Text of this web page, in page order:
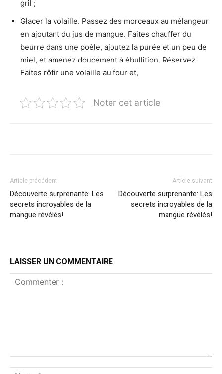
gril ;
Glacer la volaille. Passez des morceaux au mélangeur
en ajoutant du jus de mangue. Faites chauffer du
beurre dans une poêle, ajoutez la purée et un peu de
miel, et amenez doucement à ébullition. Réservez.
Faites rôtir une volaille au four et,
Noter cet article
Article précédent
Découverte surprenante: Les
secrets incroyables de la
mangue révélés!
Article suivant
Découverte surprenante: Les
secrets incroyables de la
mangue révélés!
LAISSER UN COMMENTAIRE